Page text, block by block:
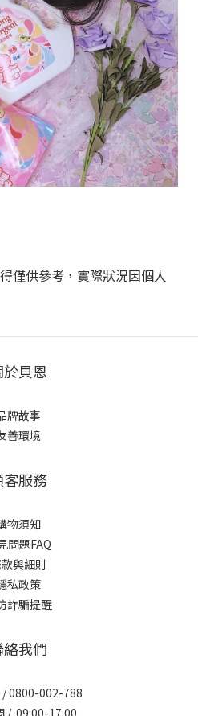
僅供參考，實際狀況因個人
於貝恩
牌故事
善環境
客服務
物須知
問題FAQ
與細則
私政策
詐騙提醒
絡我們
/ 0800-002-788
/ 09:00-17:00